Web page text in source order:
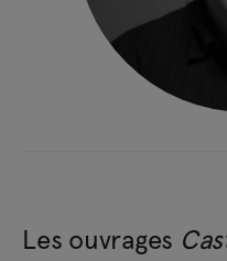
Les ouvrages